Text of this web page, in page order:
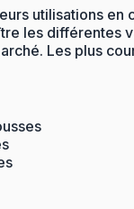
utilisations en
les différentes
Les plus